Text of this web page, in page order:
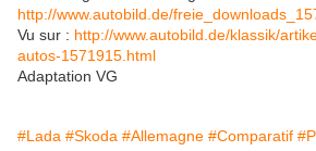
http://www.autobild.de/
Vu sur : http://www.autobild.de/klassik/
autos-1571915.html
Adaptation VG
#Lada #Skoda #Allemagne #Comparatif